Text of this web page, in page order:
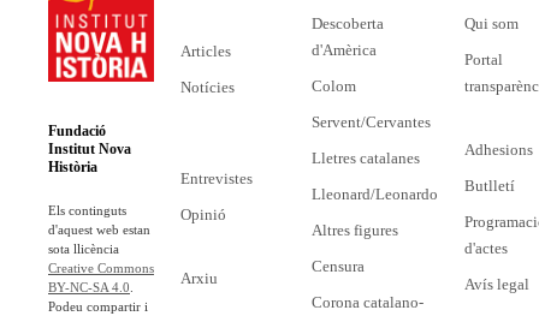
Fundació
Institut Nova
Història
Els continguts
d'aquest web estan
sota llicència
Creative Commons
BY-NC-SA 4.0
Podeu compartir i
Articles
Notícies
Entrevistes
Opinió
Arxiu
Descoberta
d'Amèrica
Colom
Servent/Cervantes
Lletres catalanes
Lleonard/Leonardo
Altres figures
Censura
Corona catalano-
Qui som
Portal
Adhesions
Butlletí
d'actes
Avís legal